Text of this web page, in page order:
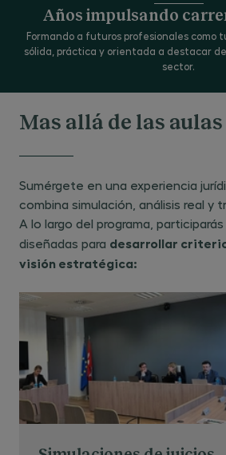
Años impulsando
Formando a futuros profesionales como
sólida, práctica y orientada a destacar
sector.
Mas allá de las aulas
Sumérgete en una experiencia
combina simulación, análisis real y
A lo largo del programa,
diseñadas para desarrollar
visión estratégica: